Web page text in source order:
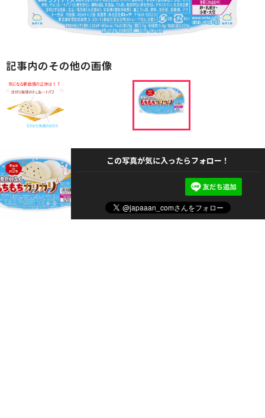
記事内のその他の画像
この写真が気に入ったらフォロー！